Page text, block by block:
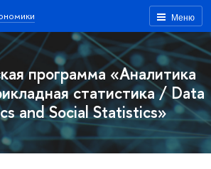
Меню
программа «Аналитика
статистика / Data
and Social Statistics»